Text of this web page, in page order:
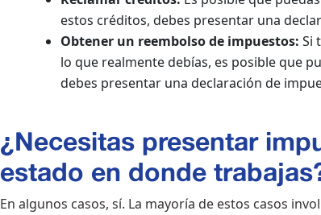
estos créditos, debes presentar una
Obtener un reembolso de impuestos: Si
lo que realmente debías, es posible que
debes presentar una declaración de
¿Necesitas presentar
estado en donde
En algunos casos, sí. La mayoría de estos casos